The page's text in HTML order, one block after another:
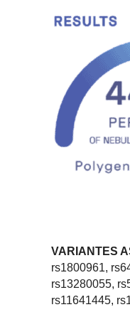
VARIANTES
rs1800961,
rs13280055,
rs11641445,